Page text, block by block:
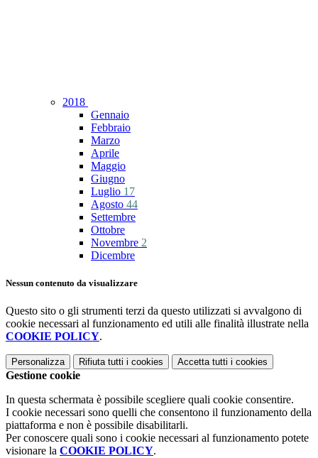
2018
Gennaio
Febbraio
Marzo
Aprile
Maggio
Giugno
Luglio 17
Agosto 44
Settembre
Ottobre
Novembre 2
Dicembre
Nessun contenuto da visualizzare
Questo sito o gli strumenti terzi da questo utilizzati si avvalgono di
cookie necessari al funzionamento ed utili alle finalità illustrate nella
COOKIE POLICY.
Personalizza Rifiuta tutti i cookies Accetta tutti i cookies
Gestione cookie
In questa schermata è possibile scegliere quali cookie consentire.
I cookie necessari sono quelli che consentono il funzionamento della
piattaforma e non è possibile disabilitarli.
Per conoscere quali sono i cookie necessari al funzionamento potete
visionare la COOKIE POLICY.